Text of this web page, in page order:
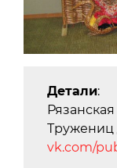
Детали:
Тружениц
vk.com/